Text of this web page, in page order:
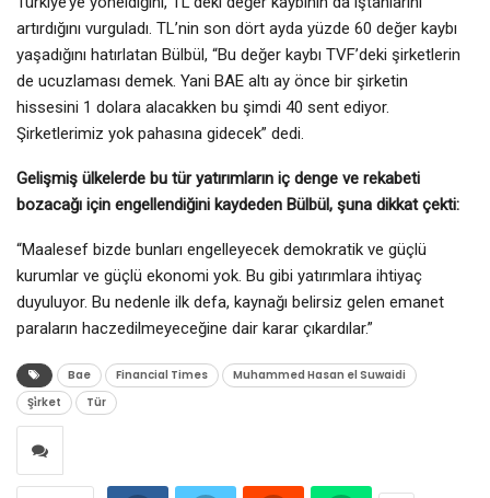
artırdığını vurguladı. TL’nin son dört ayda yüzde 60 değer kaybı
yaşadığını hatırlatan Bülbül, “Bu değer kaybı TVF’deki şirketlerin
de ucuzlaması demek. Yani BAE altı ay önce bir şirketin
hissesini 1 dolara alacakken bu şimdi 40 sent ediyor.
Şirketlerimiz yok pahasına gidecek” dedi.
Gelişmiş ülkelerde bu tür yatırımların iç denge ve rekabeti
bozacağı için engellendiğini kaydeden Bülbül, şuna dikkat çekti:
“Maalesef bizde bunları engelleyecek demokratik ve güçlü
kurumlar ve güçlü ekonomi yok. Bu gibi yatırımlara ihtiyaç
duyuluyor. Bu nedenle ilk defa, kaynağı belirsiz gelen emanet
paraların haczedilmeyeceğine dair karar çıkardılar.”
Bae Financial Times
Muhammed Hasan el Suwaidi
Şi̇rket
Tür